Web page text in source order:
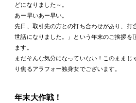
どになりました～。
あー早いあー早い。
先日、取引先の方との打ち合わせがあり、打
世話になりました。」という年末のご挨拶を
ます。
まだそんな気分になっていない！このままじ
り焦るアラフォー独身女でございます。
年末大作戦！